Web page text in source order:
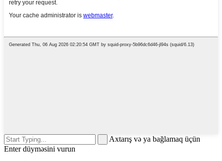
Axtarış və ya bağlamaq üçün
Enter düyməsini vurun